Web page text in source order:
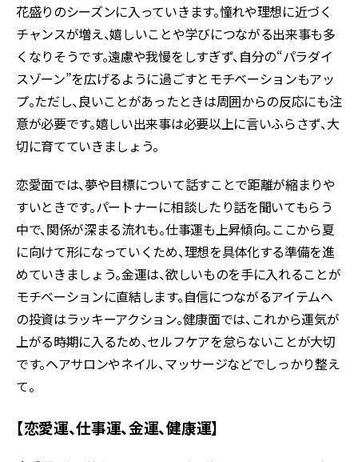
花盛りのシーズンに入っていきます。憧れや理想に近づく
チャンスが増え、嬉しいことや学びにつながる出来事も多
くなりそうです。遠慮や我慢をしすぎず、自分の“パラダイ
スゾーン”を広げるように過ごすとモチベーションもアッ
プ。ただし、良いことがあったときは周囲からの反応にも注
意が必要です。嬉しい出来事は必要以上に言いふらさず、大
切に育てていきましょう。
恋愛面では、夢や目標について話すことで距離が縮まりや
すいときです。パートナーに相談したり話を聞いてもらう
中で、関係が深まる流れも。仕事運も上昇傾向。ここから夏
に向けて形になっていくため、理想を具体化する準備を進
めていきましょう。金運は、欲しいものを手に入れることが
モチベーションに直結します。自信につながるアイテムへ
の投資はラッキーアクション。健康面では、これから運気が
上がる時期に入るため、セルフケアを怠らないことが大切
です。ヘアサロンやネイル、マッサージなどでしっかり整え
て。
【恋愛運、仕事運、金運、健康運】